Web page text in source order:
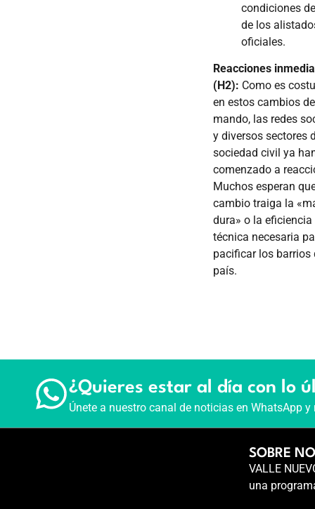
condiciones
de los
oficiales.
Reacciones
(H2): Como es
en estos cambios de
mando, las redes
y diversos sectores
sociedad civil ya
comenzado a
Muchos esperan
cambio traiga la
dura» o la eficiencia
técnica necesaria
pacificar los barrios
país.
¿Quieres estar al día con lo
Únete a nuestro canal de noticias en WhatsApp
SOBRE
VALLE
una